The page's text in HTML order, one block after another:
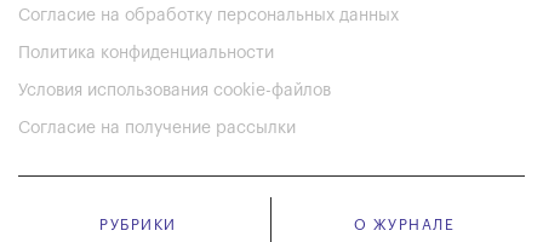
Согласие на обработку персональных данных
Политика конфиденциальности
Условия использования cookie-файлов
Согласие на получение рассылки
РУБРИКИ О ЖУРНАЛЕ